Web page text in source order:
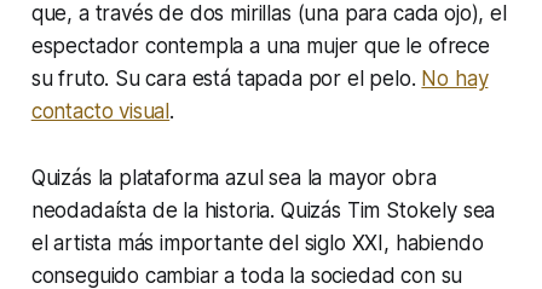
que, a través de dos mirillas (una para cada ojo), el
espectador contempla a una mujer que le ofrece
su fruto. Su cara está tapada por el pelo. No hay
contacto visual .
Quizás la plataforma azul sea la mayor obra
neodadaístade la historia. Quizás Tim Stokely sea
el artista más importante del siglo XXI, habiendo
conseguido cambiar a toda la sociedad con su